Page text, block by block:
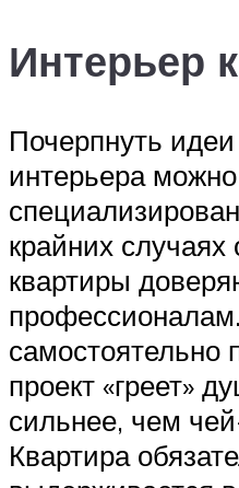
Интерьер
Почерпнуть
интерьера
крайних
квартиры
самостоятельно
проект «греет»
сильнее, чем
Квартира